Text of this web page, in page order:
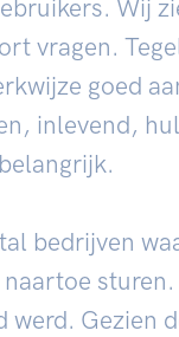
Wij
vragen.
goed
inlevend,
bedrijven
werd. Gezien